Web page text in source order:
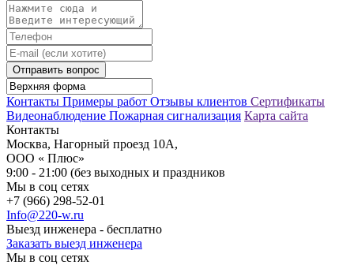
Отправить вопрос
Контакты Примеры работ Отзывы клиентов Сертификаты
Видеонаблюдение Пожарная сигнализация Карта сайта
Контакты
Москва, Нагорный проезд 10А,
ООО « Плюс»
9:00 - 21:00 (без выходных и праздников
Мы в соц сетях
+7 (966) 298-52-01
Info@220-w.ru
Выезд инженера - бесплатно
Заказать выезд инженера
Мы в соц сетях